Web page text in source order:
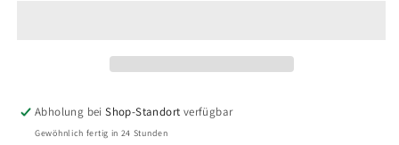
Abholung beiShop-Standort verfügbar
Gewöhnlich fertig in 24 Stunden